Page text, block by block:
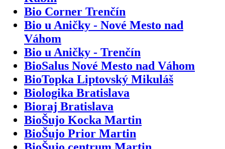
Bio Corner Trenčín
Bio u Aničky - Nové Mesto nad
Váhom
Bio u Aničky - Trenčín
BioSalus Nové Mesto nad Váhom
BioTopka Liptovský Mikuláš
Biologika Bratislava
Bioraj Bratislava
BioŠujo Kocka Martin
BioŠujo Prior Martin